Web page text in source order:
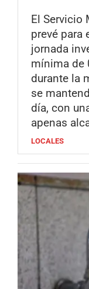
El Servicio
prevé para
jornada
mínima de
durante la
se
día, con
apenas
LOCALES